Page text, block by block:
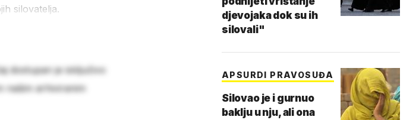
silovatelja.
dostupan je isključivo
našim arhiviranim
djevojaka dok su ih
silovali"
APSURDI PRAVOSUĐA
Silovao je i gurnuo
baklju u nju, ali ona